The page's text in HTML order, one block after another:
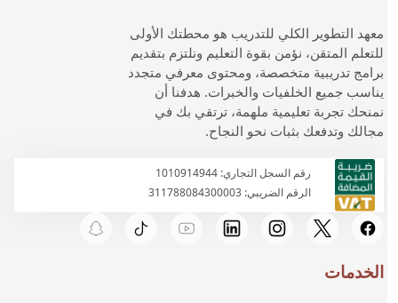
معهد التطوير الكلي للتدريب هو محطتك الأولى
للتعلم المتقن، نؤمن بقوة التعليم ونلتزم بتقديم
برامج تدريبية متخصصة، ومحتوى معرفي متجدد
يناسب جميع الخلفيات والخبرات. هدفنا أن
نمنحك تجربة تعليمية ملهمة، ترتقي بك في
مجالك وتدفعك بثبات نحو النجاح.
رقم السجل التجاري: 1010914944
الرقم الضريبي: 311788084300003
الخدمات